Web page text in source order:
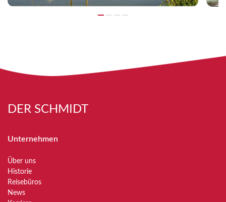
DER SCHMIDT
Unternehmen
Über uns
Historie
Reisebüros
News